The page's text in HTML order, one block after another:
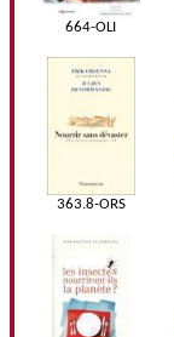
664-OLI
363.8-ORS